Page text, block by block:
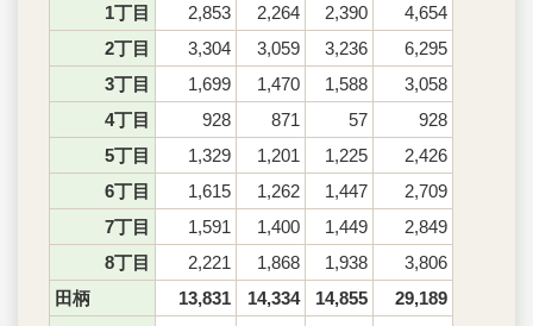
1丁目
2,853 2,264 2,390
4,654
2丁目
3,304 3,059 3,236
6,295
3丁目
1,699 1,470 1,588
3,058
4丁目
928 871 57
928
5丁目
1,329 1,201 1,225
2,426
6丁目
1,615 1,262 1,447
2,709
7丁目
1,591 1,400 1,449
2,849
8丁目
2,221 1,868 1,938
3,806
田柄
13,831 14,334 14,855
29,189